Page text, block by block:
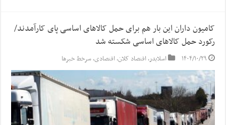
کامیون داران این بار هم برای حمل کالا‌های اساسی پای کارآمدند/
رکورد حمل کالا‌های اساسی شکسته شد
۱۴۰۴/۱۰/۲۹ اسلایدر,اقتصاد کلان,اقتصادی,سرخط خبرها